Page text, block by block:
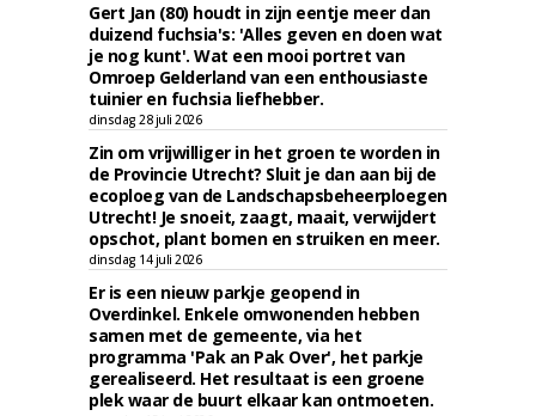
Gert Jan (80) houdt in zijn eentje meer dan
duizend fuchsia's: 'Alles geven en doen wat
je nog kunt'. Wat een mooi portret van
Omroep Gelderland van een enthousiaste
tuinier en fuchsia liefhebber.
dinsdag 28 juli 2026
Zin om vrijwilliger in het groen te worden in
de Provincie Utrecht? Sluit je dan aan bij de
ecoploeg van de Landschapsbeheerploegen
Utrecht! Je snoeit, zaagt, maait, verwijdert
opschot, plant bomen en struiken en meer.
dinsdag 14 juli 2026
Er is een nieuw parkje geopend in
Overdinkel. Enkele omwonenden hebben
samen met de gemeente, via het
programma 'Pak an Pak Over', het parkje
gerealiseerd. Het resultaat is een groene
plek waar de buurt elkaar kan ontmoeten.